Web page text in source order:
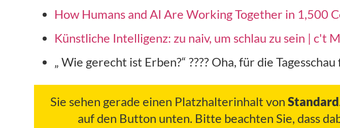
How Humans and AI Are Working Together in 1,500
Künstliche Intelligenz: zu naiv, um schlau zu sein | c't
„ Wie gerecht ist Erben?“ ???? Oha, für die
Sie sehen gerade einen Platzhalterinhalt von Standard
auf den Button unten. Bitte beachten Sie, dass